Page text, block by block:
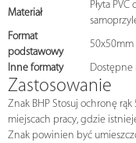
Materiał
Płyta
Format
podstawowy
50x50mm
Inne formaty
Dostępne
Zastosowanie
Znak BHP Stosuj ochronę
miejscach pracy, gdzie
Znak powinien być